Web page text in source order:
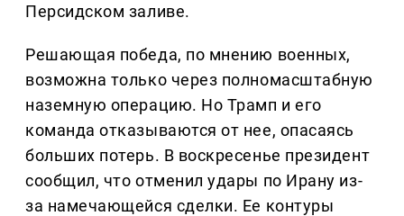
Персидском заливе.
Решающая победа, по мнению военных,
возможна только через полномасштабную
наземную операцию. Но Трамп и его
команда отказываются от нее, опасаясь
больших потерь. В воскресенье президент
сообщил, что отменил удары по Ирану из-
за намечающейся сделки. Ее контуры